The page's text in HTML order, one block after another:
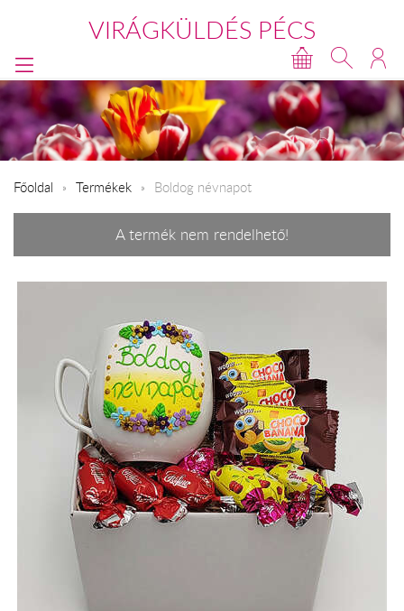
VIRÁGKÜLDÉS PÉCS
Főoldal Termékek Boldog névnapot
A termék nem rendelhető!